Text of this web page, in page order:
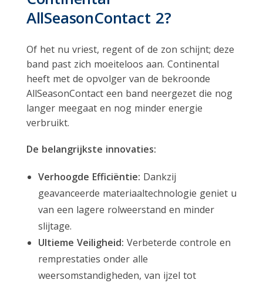
AllSeasonContact 2?
Of het nu vriest, regent of de zon schijnt; deze
band past zich moeiteloos aan. Continental
heeft met de opvolger van de bekroonde
AllSeasonContact een band neergezet die nog
langer meegaat en nog minder energie
verbruikt.
De belangrijkste innovaties:
Verhoogde Efficiëntie: Dankzij
geavanceerde materiaaltechnologie geniet u
van een lagere rolweerstand en minder
slijtage.
Ultieme Veiligheid: Verbeterde controle en
remprestaties onder alle
weersomstandigheden, van ijzel tot